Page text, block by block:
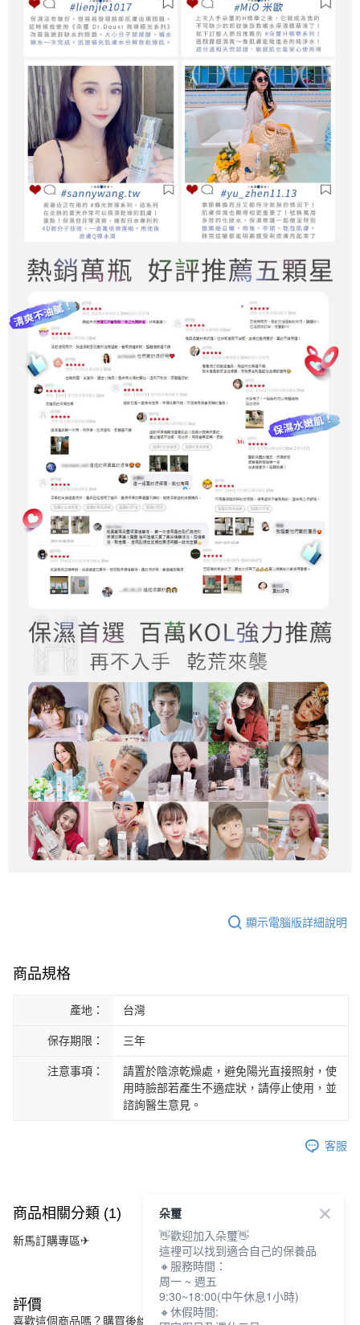
顯示電腦版詳細說明
商品規格
產地： 台灣
保存期限： 三年
注意事項：
請置於陰涼乾燥處，避免陽光直接照射，使
用時臉部若產生不適症狀，請停止使用，並
諮詢醫生意見。
客服
商品相關分類 (1)
新馬訂購專區✈
評價
喜歡這個商品嗎？購買後給他一個好評吧
朵璽
👋歡迎加入朵璽👋
這裡可以找到適合自己的保養品
🔸服務時間：
周一 ~ 週五
9:30~18:00(中午休息1小時)
🔸休假時間: